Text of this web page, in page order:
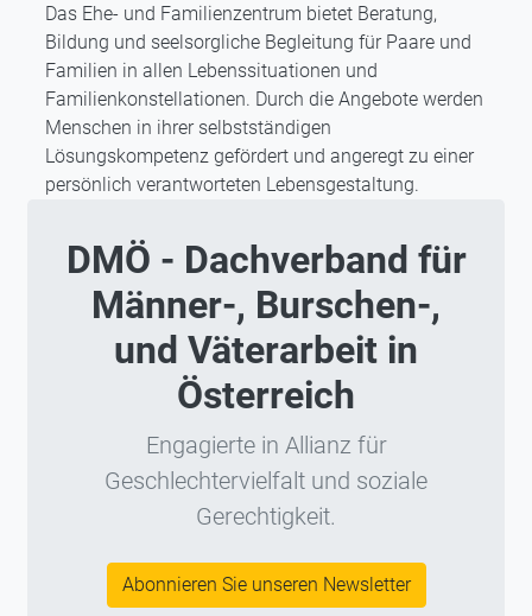
Das Ehe- und Familienzentrum bietet Beratung,
Bildung und seelsorgliche Begleitung für Paare und
Familien in allen Lebenssituationen und
Familienkonstellationen. Durch die Angebote werden
Menschen in ihrer selbstständigen
Lösungskompetenz gefördert und angeregt zu einer
persönlich verantworteten Lebensgestaltung.
DMÖ - Dachverband für
Männer-, Burschen-,
und Väterarbeit in
Österreich
Engagierte in Allianz für
Geschlechtervielfalt und soziale
Gerechtigkeit.
Abonnieren Sie unseren Newsletter